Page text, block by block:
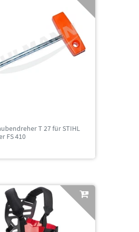
T 27 für STIHL
FS 410